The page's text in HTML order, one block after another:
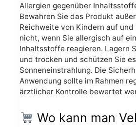
Allergien gegenüber
Bewahren Sie das Produkt
Reichweite von Kindern auf
nicht, wenn Sie allergisch auf
Inhaltsstoffe reagieren. Lagern
und trocken und schützen Sie
Sonneneinstrahlung. Die
Anwendung sollte im Rahmen
ärztlicher Kontrolle bewertet
Wo kann man